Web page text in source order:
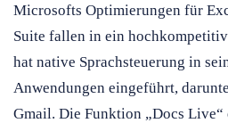
Microsofts Optimierungen für
Suite fallen in ein
hat native Sprachsteuerung in
Anwendungen eingeführt,
Gmail. Die Funktion „Docs